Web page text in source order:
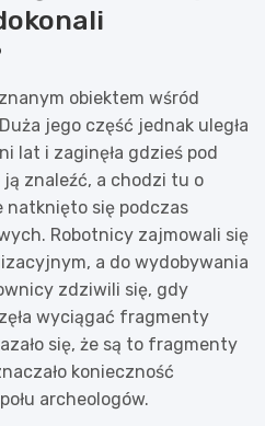
obiektem wśród
jego część jednak uległa
lat i zaginęła gdzieś pod
ją znaleźć, a chodzi tu o
natknięto się podczas
Robotnicy zajmowali się
a do wydobywania
zdziwili się, gdy
wyciągać fragmenty
się, że są to fragmenty
konieczność
archeologów.